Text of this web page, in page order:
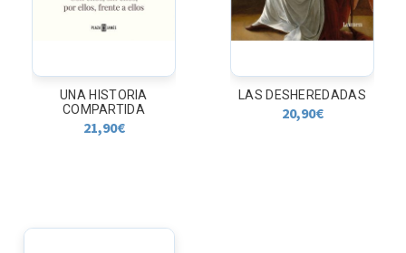
LAS DESHEREDADAS
20,90
LA PARRANDA
11,42